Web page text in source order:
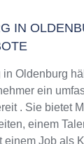
IN
Oldenburg
ein
. Sie bietet
einem
einem Job als